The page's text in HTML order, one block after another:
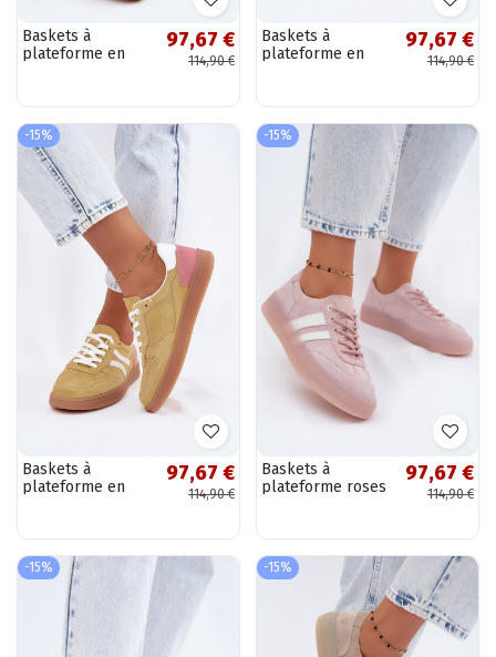
Baskets à
plateforme en
97,67 €
114,90 €
Baskets à
plateforme en
97,67 €
114,90 €
-15%
Baskets à
plateforme en
97,67 €
114,90 €
-15%
Baskets à
plateforme roses
97,67 €
114,90 €
-15% -15%